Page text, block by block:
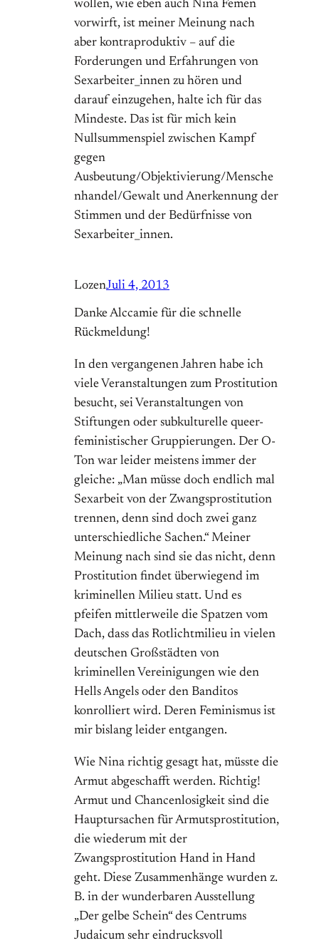
wollen, wie eben auch Nina Femen
vorwirft, ist meiner Meinung nach
aber kontraproduktiv – auf die
Forderungen und Erfahrungen von
Sexarbeiter_innen zu hören und
darauf einzugehen, halte ich für das
Mindeste. Das ist für mich kein
Nullsummenspiel zwischen Kampf
gegen
Ausbeutung/Objektivierung/Mensche
nhandel/Gewalt und Anerkennung der
Stimmen und der Bedürfnisse von
Sexarbeiter_innen.
LozenJuli 4, 2013
Danke Alccamie für die schnelle
Rückmeldung!
In den vergangenen Jahren habe ich
viele Veranstaltungen zum Prostitution
besucht, sei Veranstaltungen von
Stiftungen oder subkulturelle queer-
feministischer Gruppierungen. Der O-
Ton war leider meistens immer der
gleiche: „Man müsse doch endlich mal
Sexarbeit von der Zwangsprostitution
trennen, denn sind doch zwei ganz
unterschiedliche Sachen.“ Meiner
Meinung nach sind sie das nicht, denn
Prostitution findet überwiegend im
kriminellen Milieu statt. Und es
pfeifen mittlerweile die Spatzen vom
Dach, dass das Rotlichtmilieu in vielen
deutschen Großstädten von
kriminellen Vereinigungen wie den
Hells Angels oder den Banditos
konrolliert wird. Deren Feminismus ist
mir bislang leider entgangen.
Wie Nina richtig gesagt hat, müsste die
Armut abgeschafft werden. Richtig!
Armut und Chancenlosigkeit sind die
Hauptursachen für Armutsprostitution,
die wiederum mit der
Zwangsprostitution Hand in Hand
geht. Diese Zusammenhänge wurden z.
B. in der wunderbaren Ausstellung
„Der gelbe Schein“ des Centrums
Judaicum sehr eindrucksvoll